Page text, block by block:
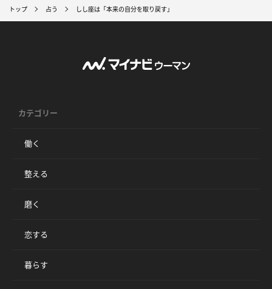
トップ 占う しし座は「本来の自分を取り戻す」
カテゴリー
働く
整える
磨く
恋する
暮らす